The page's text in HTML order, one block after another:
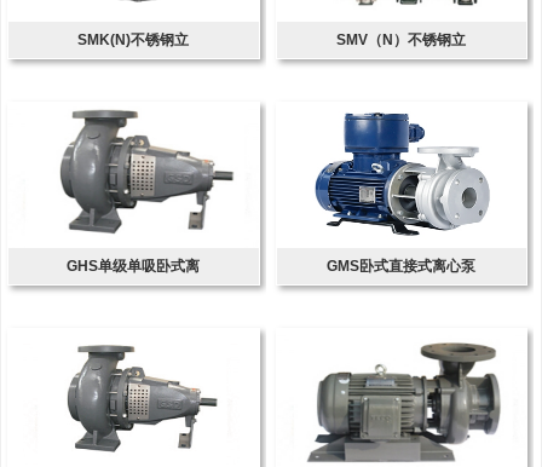
SMK(N)不锈钢立 SMV（N）不锈钢立
GHS单级单吸卧式离 GMS卧式直接式离心泵